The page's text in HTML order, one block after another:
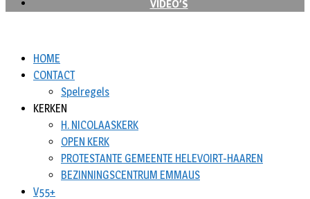
HOME
CONTACT
Spelregels
KERKEN
H. NICOLAASKERK
OPEN KERK
PROTESTANTE GEMEENTE HELEVOIRT-HAAREN
BEZINNINGSCENTRUM EMMAUS
V55+